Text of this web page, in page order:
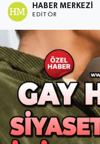
HABER MERKEZI
EDITÖR
SAĞLIK
RESMİ İLAN
Künye